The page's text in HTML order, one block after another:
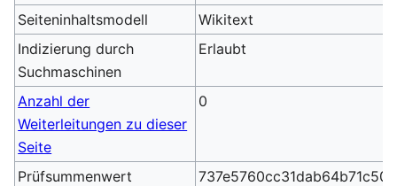
Seiteninhaltsmodell
Wikitext
Indizierung durch
Suchmaschinen
Erlaubt
Anzahl der
Weiterleitungen zu dieser
Seite
0
Prüfsummenwert